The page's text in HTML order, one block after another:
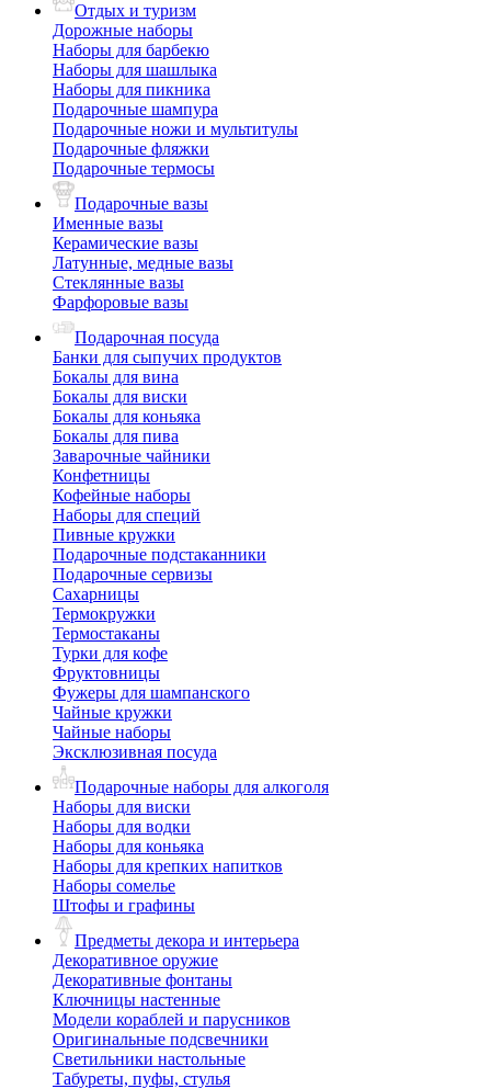
Отдых и туризм
Дорожные наборы
Наборы для барбекю
Наборы для шашлыка
Наборы для пикника
Подарочные шампура
Подарочные ножи и мультитулы
Подарочные фляжки
Подарочные термосы
Подарочные вазы
Именные вазы
Керамические вазы
Латунные, медные вазы
Стеклянные вазы
Фарфоровые вазы
Подарочная посуда
Банки для сыпучих продуктов
Бокалы для вина
Бокалы для виски
Бокалы для коньяка
Бокалы для пива
Заварочные чайники
Конфетницы
Кофейные наборы
Наборы для специй
Пивные кружки
Подарочные подстаканники
Подарочные сервизы
Сахарницы
Термокружки
Термостаканы
Турки для кофе
Фруктовницы
Фужеры для шампанского
Чайные кружки
Чайные наборы
Эксклюзивная посуда
Подарочные наборы для алкоголя
Наборы для виски
Наборы для водки
Наборы для коньяка
Наборы для крепких напитков
Наборы сомелье
Штофы и графины
Предметы декора и интерьера
Декоративное оружие
Декоративные фонтаны
Ключницы настенные
Модели кораблей и парусников
Оригинальные подсвечники
Светильники настольные
Табуреты, пуфы, стулья